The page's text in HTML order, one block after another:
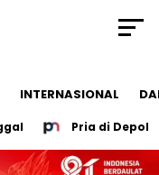
INTERNASIONAL
Pria di Depok